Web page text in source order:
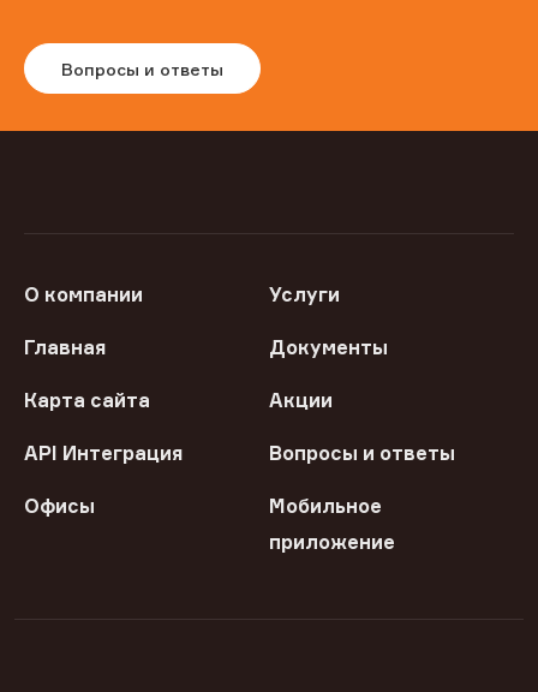
Вопросы и ответы
О компании Услуги
Главная Документы
Карта сайта Акции
API Интеграция Вопросы и ответы
Офисы
Мобильное
приложение